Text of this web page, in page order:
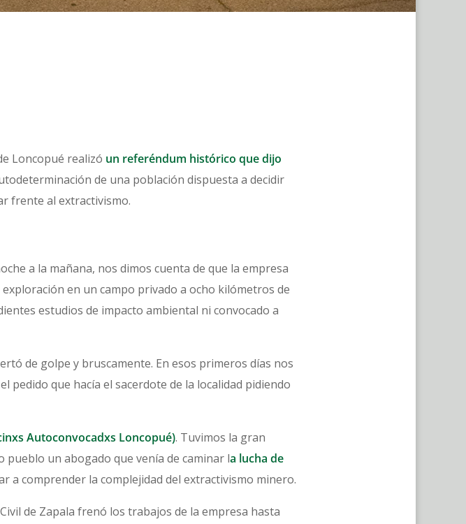
Loncopué realizó un referéndum histórico que dijo
de una población dispuesta a decidir
frente al extractivismo.
a la mañana, nos dimos cuenta de que la empresa
en un campo privado a ocho kilómetros de
estudios de impacto ambiental ni convocado a
de golpe y bruscamente. En esos primeros días nos
pedido que hacía el sacerdote de la localidad pidiendo
Autoconvocadxs Loncopué). Tuvimos la gran
un abogado que venía de caminar la lucha de
a comprender la complejidad del extractivismo minero.
de Zapala frenó los trabajos de la empresa hasta